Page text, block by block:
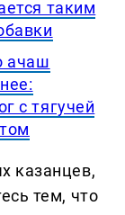
таким
ачаш
с тягучей
казанцев,
тем, что